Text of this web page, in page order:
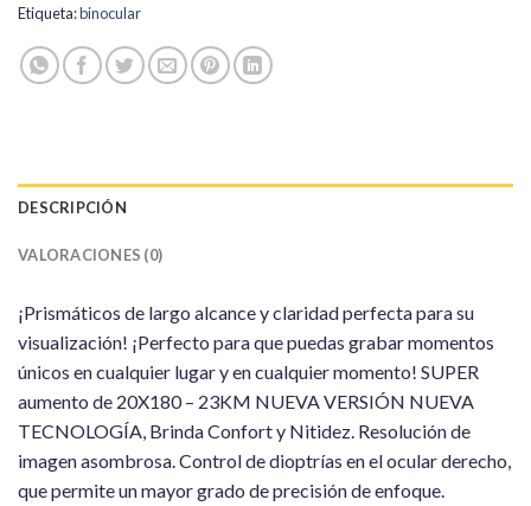
Etiqueta:binocular
DESCRIPCIÓN
VALORACIONES (0)
¡Prismáticos de largo alcance y claridad perfecta para su
visualización! ¡Perfecto para que puedas grabar momentos
únicos en cualquier lugar y en cualquier momento! SUPER
aumento de 20X180 – 23KM NUEVA VERSIÓN NUEVA
TECNOLOGÍA, Brinda Confort y Nitidez. Resolución de
imagen asombrosa. Control de dioptrías en el ocular derecho,
que permite un mayor grado de precisión de enfoque.